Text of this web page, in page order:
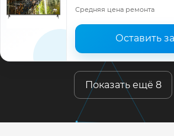
ремонта, запчасти и
Средняя цена ремонта
Оставить
Показать ещё 8